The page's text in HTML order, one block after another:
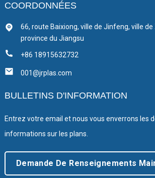
COORDONNÉES
66, route Baixiong, ville de Jinfeng, ville
province du Jiangsu
+86 18915632732
001@jrplas.com
BULLETINS D'INFORMATION
Entrez votre email et nous vous enverrons les
informations sur les plans.
Demande De Renseignements